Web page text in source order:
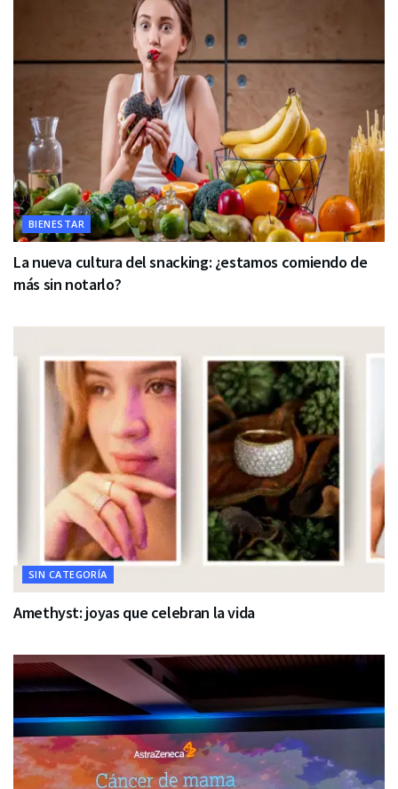
BIENESTAR
La nueva cultura del snacking: ¿estamos comiendo de
más sin notarlo?
SIN CATEGORÍA
Amethyst: joyas que celebran la vida